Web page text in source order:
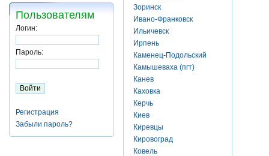
Пользователям
Логин:
Пароль:
Регистрация
Забыли пароль?
Зоринск
Ивано-Франковск
Ильичевск
Ирпень
Каменец-Подольский
Камышеваха (пгт)
Канев
Каховка
Керчь
Киев
Киревцы
Кировоград
Ковель